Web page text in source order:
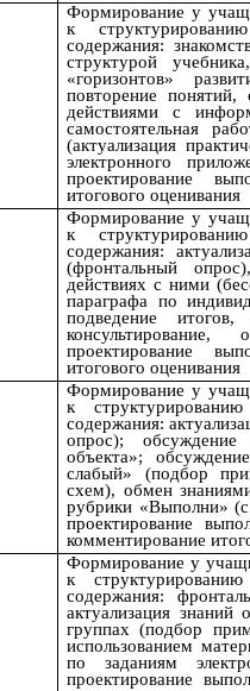
Формирование у
к
содержания:
структурой
«горизонтов»
повторение
действиями с
самостоятельная
(актуализация
электронного
проектирование
итогового оценивания
Формирование у
к
содержания:
(фронтальный
действиях с ними
параграфа по
подведение
консультирование,
проектирование
итогового оценивания
Формирование у
к
содержания:
опрос);
объекта»;
слабый» (подбор
схем), обмен
рубрики «Выполни»
проектирование
комментирование
Формирование у
к
содержания:
актуализация
группах (подбор
использованием
по заданиям
проектирование